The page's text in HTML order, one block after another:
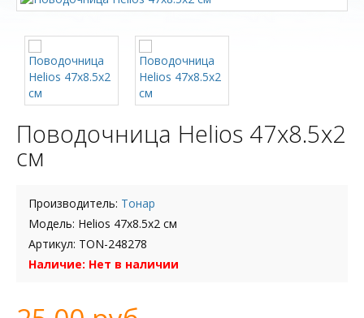
Поводочница Helios 47х8.5х2
см
Производитель: Тонар
Модель: Helios 47х8.5х2 см
Артикул: TON-248278
Наличие: Нет в наличии